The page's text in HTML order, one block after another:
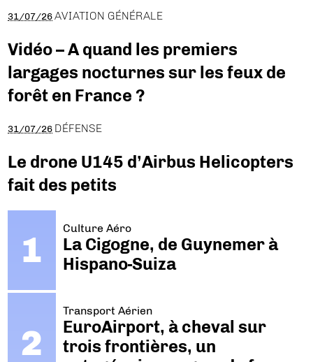
31/07/26 AVIATION GÉNÉRALE
Vidéo – A quand les premiers
largages nocturnes sur les feux de
forêt en France ?
31/07/26 DÉFENSE
Le drone U145 d’Airbus Helicopters
fait des petits
Culture Aéro
La Cigogne, de Guynemer à
Hispano-Suiza
Transport Aérien
EuroAirport, à cheval sur
trois frontières, un